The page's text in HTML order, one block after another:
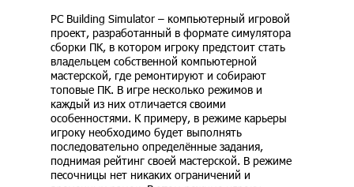
PC Building Simulator – компьютерный игровой
проект, разработанный в формате симулятора
сборки ПК, в котором игроку предстоит стать
владельцем собственной компьютерной
мастерской, где ремонтируют и собирают
топовые ПК. В игре несколько режимов и
каждый из них отличается своими
особенностями. К примеру, в режиме карьеры
игроку необходимо будет выполнять
последовательно определённые задания,
поднимая рейтинг своей мастерской. В режиме
песочницы нет никаких ограничений и